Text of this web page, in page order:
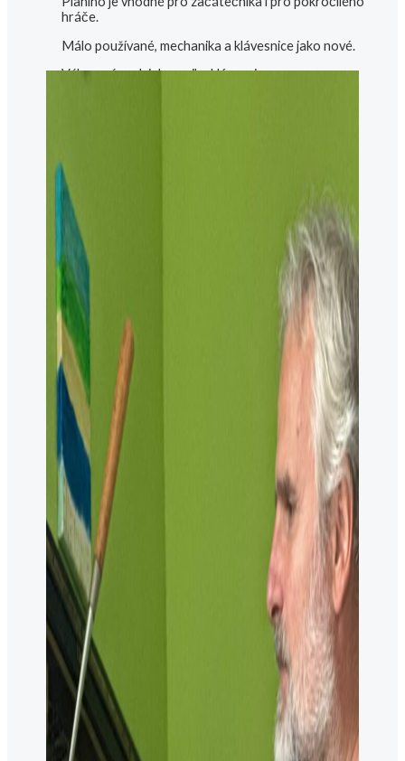
hráče.
Málo používané, mechanika a klávesnice jako nové.
Výbrorný zvuk i dynamika klávesnice.